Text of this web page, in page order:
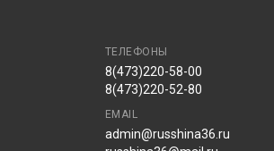
ТЕЛЕФОНЫ
8(473)220-58-00
8(473)220-52-80
EMAIL
admin@russhina36.ru